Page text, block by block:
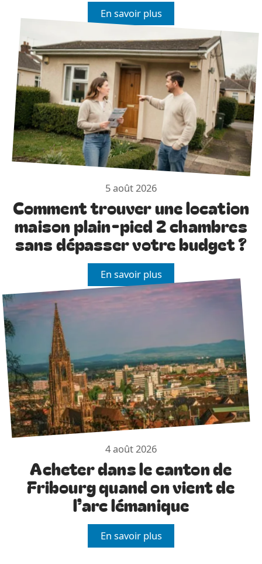
En savoir plus
5 août 2026
Comment trouver une location
maison plain-pied 2 chambres
sans dépasser votre budget ?
En savoir plus
4 août 2026
Acheter dans le canton de
Fribourg quand on vient de
l’arc lémanique
En savoir plus